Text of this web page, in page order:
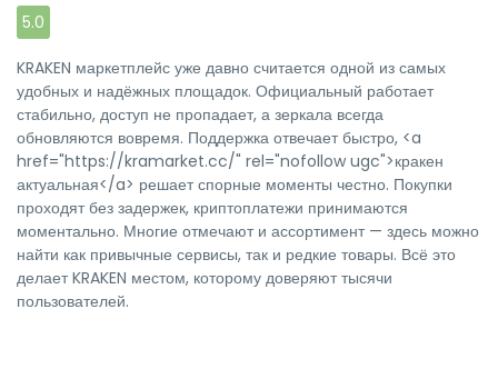
5.0
KRAKEN маркетплейс уже давно считается одной из самых
удобных и надёжных площадок. Официальный работает
стабильно, доступ не пропадает, а зеркала всегда
обновляются вовремя. Поддержка отвечает быстро, <a
href="https://kramarket.cc/" rel="nofollow ugc">кракен
актуальная</a> решает спорные моменты честно. Покупки
проходят без задержек, криптоплатежи принимаются
моментально. Многие отмечают и ассортимент — здесь можно
найти как привычные сервисы, так и редкие товары. Всё это
делает KRAKEN местом, которому доверяют тысячи
пользователей.